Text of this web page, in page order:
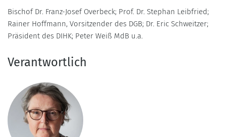
Bischof Dr. Franz-Josef Overbeck; Prof. Dr. Stephan Leibfried;
Rainer Hoffmann, Vorsitzender des DGB; Dr. Eric Schweitzer;
Präsident des DIHK; Peter Weiß MdB u.a.
Verantwortlich